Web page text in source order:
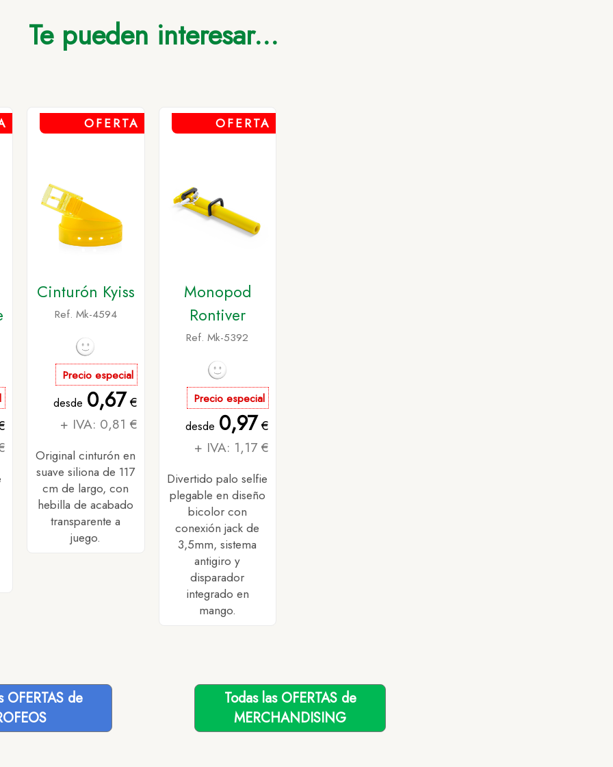
Te pueden interesar...
OFERTA
Cinturón Kyiss
Ref. Mk-4594
Precio especial
desde 0,67 €
+ IVA: 0,81 €
Original cinturón en
suave siliona de 117
cm de largo, con
hebilla de acabado
transparente a
juego.
OFERTA
Monopod
Rontiver
Ref. Mk-5392
Precio especial
desde 0,97 €
+ IVA: 1,17 €
Divertido palo selfie
plegable en diseño
bicolor con
conexión jack de
3,5mm, sistema
antigiro y
disparador
integrado en
mango.
OFERTAS de
Todas las OFERTAS de
MERCHANDISING